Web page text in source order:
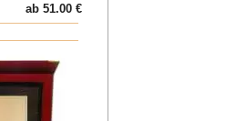
ab 51.00 €